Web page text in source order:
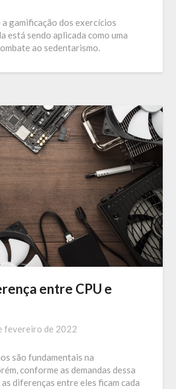
a gamificação dos exercícios
está sendo aplicada como uma
ao sedentarismo.
entre CPU e
fevereiro de 2022
são fundamentais na
conforme as demandas dessa
as diferenças entre eles ficam cada